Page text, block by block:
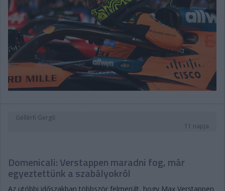
Gellérfi Gergő
11 napja
Domenicali: Verstappen maradni fog, már
egyeztettünk a szabályokról
Az utóbbi időszakban többször felmerült, hogy Max Verstappen